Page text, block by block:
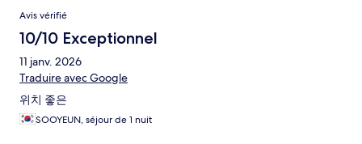
Avis vérifié
10/10 Exceptionnel
11 janv. 2026
Traduire avec Google
위치 좋은
SOOYEUN, séjour de 1 nuit